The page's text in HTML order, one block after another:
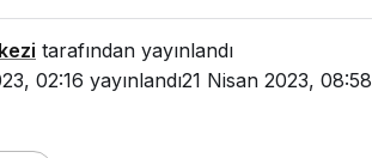
tarafından yayınlandı
02:16 yayınlandı21 Nisan 2023, 08:58